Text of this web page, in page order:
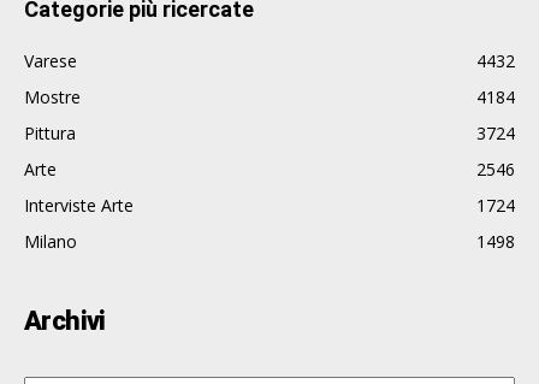
Categorie più ricercate
Varese
4432
Mostre
4184
Pittura
3724
Arte
2546
Interviste Arte
1724
Milano
1498
Archivi
Archivi